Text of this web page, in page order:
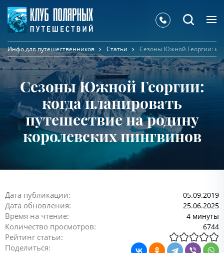
Инфо для путешественников Статьи Сезоны Южной Георгии:
Сезоны Южной Георгии:
когда планировать
путешествие на родину
королевских пингвинов
Дата публикации: 05.09.2019
Дата обновления: 25.06.2025
Время на чтение: 4 минуты
Количество просмотров: 6744
Рейтинг статьи:
Поделиться: